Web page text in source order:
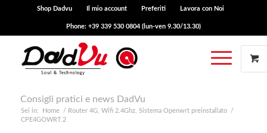
Shop Dadvu Il mio account Preferiti Lavora con Noi
Phone: +39 339 530 0804 (lun-ven 9.30/13.30)
Consigli pratici e news DadVu
Sei in: Home / Router 4G, Wifi 2.4Ghz, Sistema Openwrt preinstallato
/
CPE4GOWRT.2